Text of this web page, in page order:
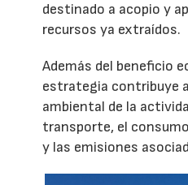
destinado a acopio y
recursos ya extraídos.
Además del beneficio
estrategia contribuye
ambiental de la
transporte, el
y las emisiones